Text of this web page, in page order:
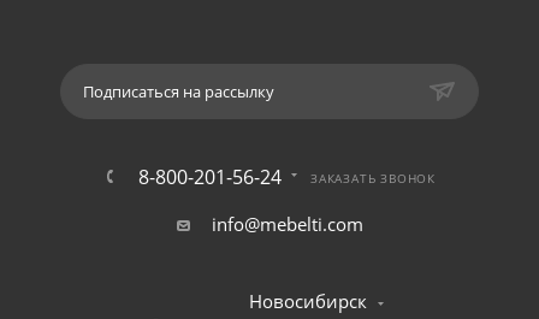
Подписаться на рассылку
8-800-201-56-24 ЗАКАЗАТЬ ЗВОНОК
info@mebelti.com
Новосибирск